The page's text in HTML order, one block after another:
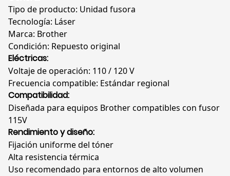
Tipo de producto: Unidad fusora
Tecnología: Láser
Marca: Brother
Condición: Repuesto original
Eléctricas:
Voltaje de operación: 110 / 120 V
Frecuencia compatible: Estándar regional
Compatibilidad:
Diseñada para equipos Brother compatibles con fusor
115V
Rendimiento y diseño:
Fijación uniforme del tóner
Alta resistencia térmica
Uso recomendado para entornos de alto volumen